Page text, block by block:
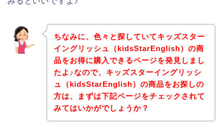
ちなみに、色々と探していてキッズスター
イングリッシュ（kidsStarEnglish）の商
品をお得に購入できるページを発見しまし
たよ♪なので、キッズスターイングリッシ
ュ（kidsStarEnglish）の商品をお探しの
方は、まずは下記ページをチェックされて
みてはいかがでしょうか？